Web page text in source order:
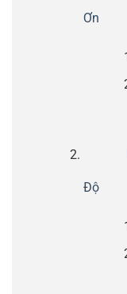
Ơn
Độ